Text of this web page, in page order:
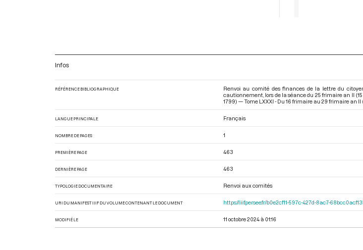
Infos
RÉFÉRENCE BIBLIOGRAPHIQUE
Renvoi au comité des finances de la lettre du
cautionnement, lors de la séance du 25 frimaire an II
1799) — Tome LXXXI - Du 16 frimaire au 29 frimaire an
LANGUE PRINCIPALE Français
NOMBRE DE PAGES 1
PREMIÈRE PAGE 463
DERNIÈRE PAGE 463
TYPOLOGIE DOCUMENTAIRE Renvoi aux comités
URI DU MANIFEST IIIF DU VOLUME CONTENANT LE DOCUMENT https://iiif.persee.fr/b0e2cf11-597c-427d-8ac7-
MODIFIÉ LE 11 octobre 2024 à 01:16